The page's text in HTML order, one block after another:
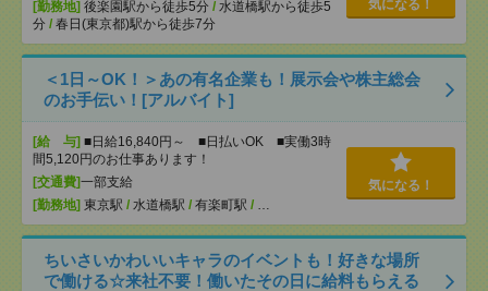
[勤務地] 後楽園駅から徒歩5分 / 水道橋駅から徒歩5
分 / 春日(東京都)駅から徒歩7分
気になる！
＜1日～OK！＞あの有名企業も！展示会や株主総会
のお手伝い！[アルバイト]
[給 与] ■日給16,840円～ ■日払いOK ■実働3時
間5,120円のお仕事あります！
[交通費]一部支給
[勤務地] 東京駅 / 水道橋駅 / 有楽町駅 / …
気になる！
ちいさいかわいいキャラのイベントも！好きな場所
で働ける☆来社不要！働いたその日に給料もらえる